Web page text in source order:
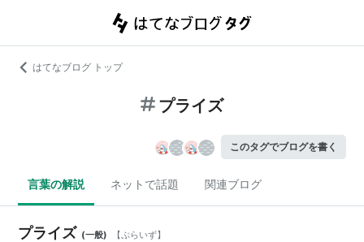
はてなブログ トップ
プライズ
このタグでブログを書く
言葉の解説 ネットで話題 関連ブログ
プライズ (一般) 【ぷらいず】